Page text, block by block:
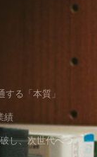
る「本質」
績
し、次世代へつ